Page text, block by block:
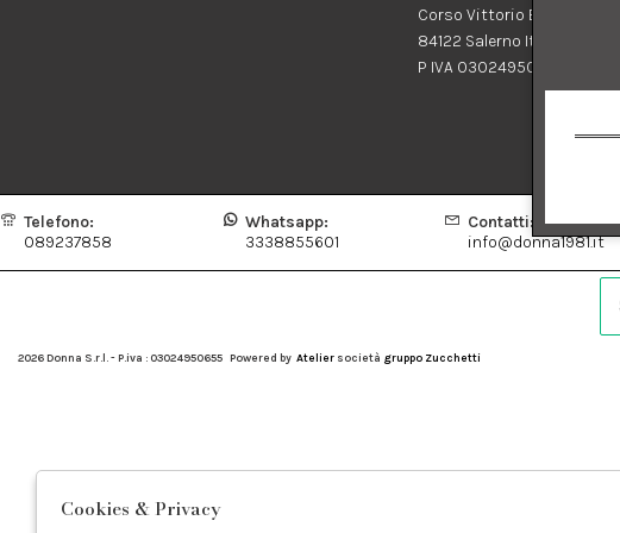
Corso Vittorio Emanuele 182
84122 Salerno Italia
P IVA 03024950655
Telefono:
089237858
Whatsapp:
3338855601
Contatti:
info@donna1981.it
2026 Donna S.r.l. - P.iva : 03024950655 Powered by Atelier società gruppo Zucchetti
Cookies & Privacy